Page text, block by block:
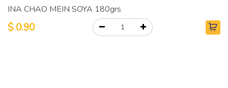
INA CHAO MEIN SOYA 180grs
$0.90